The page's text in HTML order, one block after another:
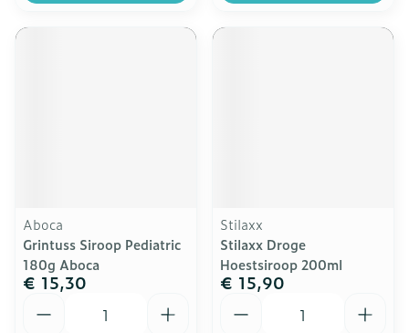
Aboca
Grintuss Siroop Pediatric
180g Aboca
€ 15,30
Stilaxx
Stilaxx Droge
Hoestsiroop 200ml
€ 15,90